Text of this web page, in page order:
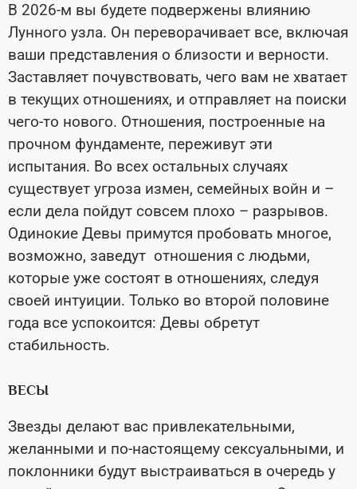
В 2026-м вы будете подвержены влиянию
Лунного узла. Он переворачивает все, включая
ваши представления о близости и верности.
Заставляет почувствовать, чего вам не хватает
в текущих отношениях, и отправляет на поиски
чего-то нового. Отношения, построенные на
прочном фундаменте, переживут эти
испытания. Во всех остальных случаях
существует угроза измен, семейных войн и –
если дела пойдут совсем плохо – разрывов.
Одинокие Девы примутся пробовать многое,
возможно, заведут отношения с людьми,
которые уже состоят в отношениях, следуя
своей интуиции. Только во второй половине
года все успокоится: Девы обретут
стабильность.
ВЕСЫ
Звезды делают вас привлекательными,
желанными и по-настоящему сексуальными, и
поклонники будут выстраиваться в очередь у